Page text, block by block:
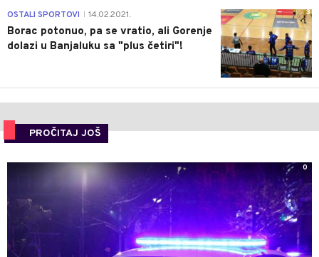
3
OSTALI SPORTOVI 14.02.2021.
Borac potonuo, pa se vratio, ali Gorenje
dolazi u Banjaluku sa "plus četiri"!
PROČITAJ JOŠ
0